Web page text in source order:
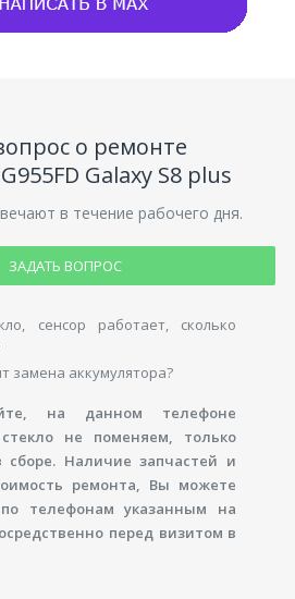
о ремонте
Galaxy S8 plus
в течение рабочего дня.
ЗАДАТЬ ВОПРОС
сенсор работает, сколько
замена аккумулятора?
на данном телефоне
не поменяем, только
сборе. Наличие запчастей и
ремонта, Вы можете
телефонам указанным на
перед визитом в